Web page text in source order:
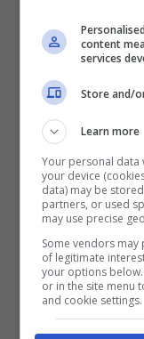
anche sua
e Giaele i
raffreddati:
alla sua
d’altronde,
altrimenti.La
però, ha
scenario…
content
services
Store and/
Learn more
Your personal
your device
data) may be
partners, or used
may use precise
Some vendors
of legitimate
your options
or in the site menu
and cookie settings.